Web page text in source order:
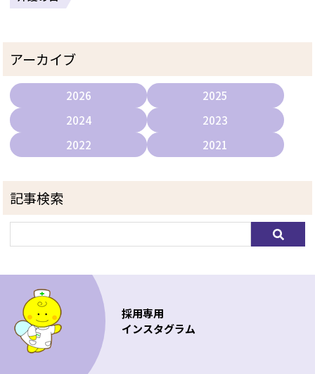
アーカイブ
2026
2025
2024
2023
2022
2021
記事検索
採用専用
インスタグラム